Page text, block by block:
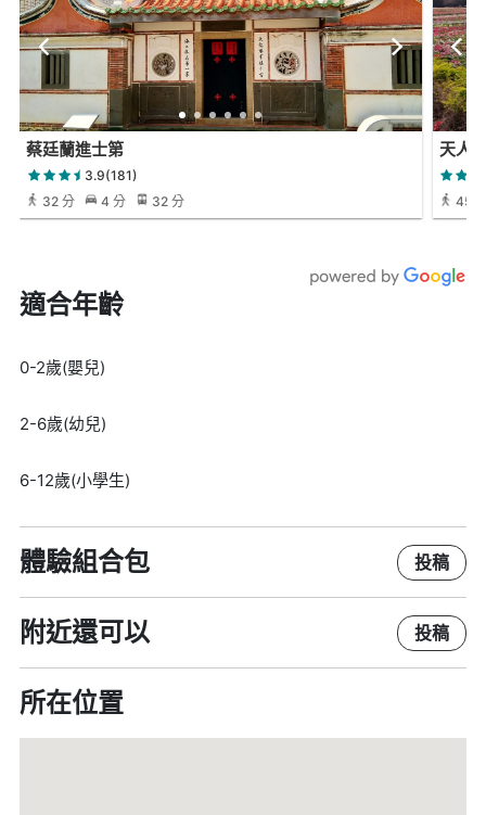
蔡廷蘭進士第
3.9(181)
32 分
4 分 32 分
天人
45
適合年齡
0-2歲(嬰兒)
2-6歲(幼兒)
6-12歲(小學生)
體驗組合包 投稿
附近還可以 投稿
所在位置